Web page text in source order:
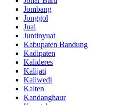
Jombang
Jonggol
Jual
Juntinyuat
Kabupaten Bandung
Kadipaten
Kalideres
Kalijati
Kaliwedi
Kalten
Kandanghaur